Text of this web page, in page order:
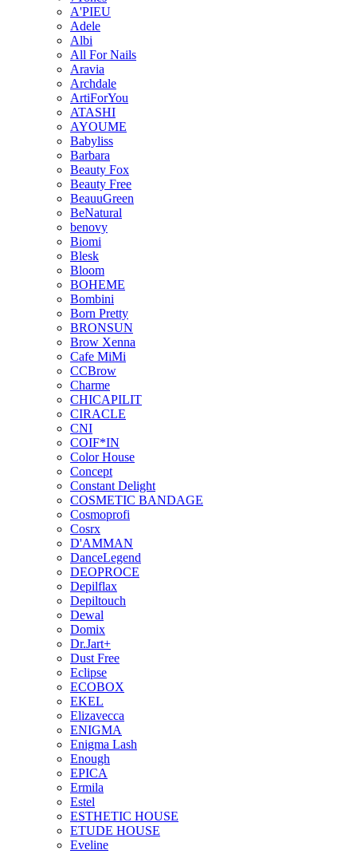
A'PIEU
Adele
Albi
All For Nails
Aravia
Archdale
ArtiForYou
ATASHI
AYOUME
Babyliss
Barbara
Beauty Fox
Beauty Free
BeauuGreen
BeNatural
benovy
Biomi
Blesk
Bloom
BOHEME
Bombini
Born Pretty
BRONSUN
Brow Xenna
Cafe MiMi
CCBrow
Charme
CHICAPILIT
CIRACLE
CNI
COIF*IN
Color House
Concept
Constant Delight
COSMETIC BANDAGE
Cosmoprofi
Cosrx
D'AMMAN
DanceLegend
DEOPROCE
Depilflax
Depiltouch
Dewal
Domix
Dr.Jart+
Dust Free
Eclipse
ECOBOX
EKEL
Elizavecca
ENIGMA
Enigma Lash
Enough
EPICA
Ermila
Estel
ESTHETIC HOUSE
ETUDE HOUSE
Eveline